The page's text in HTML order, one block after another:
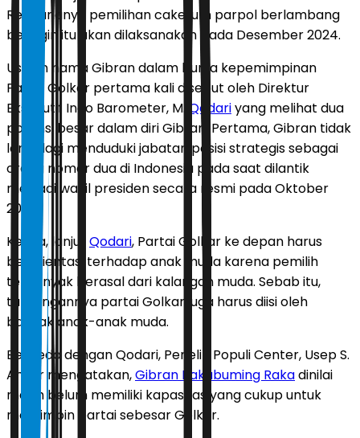
Rencananya pemilihan caketum parpol berlambang
beringin itu akan dilaksanakan pada Desember 2024.
Usulan nama Gibran dalam bursa kepemimpinan
Partai Golkar pertama kali disebut oleh Direktur
Eksekutif Indo Barometer, M. Qodariyang melihat dua
potensi besar dalam diri Gibran. Pertama, Gibran tidak
lama lagi menduduki jabatan posisi strategis sebagai
orang nomor dua di Indonesia pada saat dilantik
menjadi wakil presiden secara resmi pada Oktober
2024.
Kedua, lanjut Qodari, Partai Golkar ke depan harus
berorientasi terhadap anak muda karena pemilih
terbanyak berasal dari kalangan muda. Sebab itu,
tantangannya partai Golkar juga harus diisi oleh
banyak anak-anak muda.
Berbeda dengan Qodari, Peneliti Populi Center, Usep S.
Ahyar mengatakan,Gibran Rakabuming Rakadinilai
masih belum memiliki kapasitas yang cukup untuk
memimpin partai sebesar Golkar.